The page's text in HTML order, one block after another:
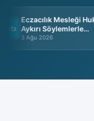
Eczacılık Mesleği
Aykırı Söylemlerle
İtibarsızlaştırılamaz
3 Ağu 2026